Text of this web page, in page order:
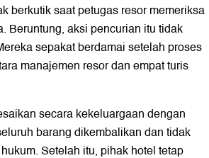
berkutik saat petugas resor memeriksa
Beruntung, aksi pencurian itu tidak
sepakat berdamai setelah proses
manajemen resor dan empat turis
secara kekeluargaan dengan
barang dikembalikan dan tidak
Setelah itu, pihak hotel tetap